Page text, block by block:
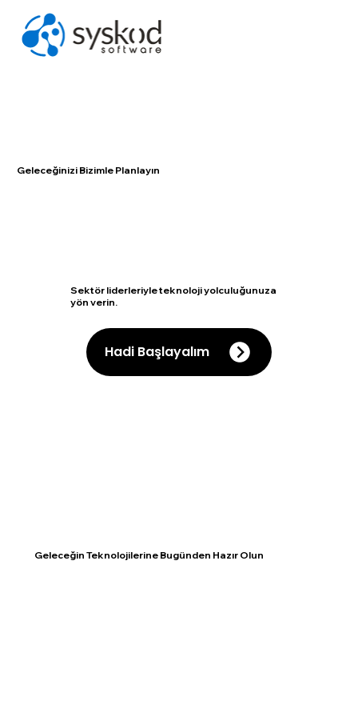
Geleceğinizi Bizimle Planlayın
Hadi Başlayalım
Sektör liderleriyle teknoloji yolculuğunuza
yön verin.
Geleceğin Teknolojilerine Bugünden Hazır Olun